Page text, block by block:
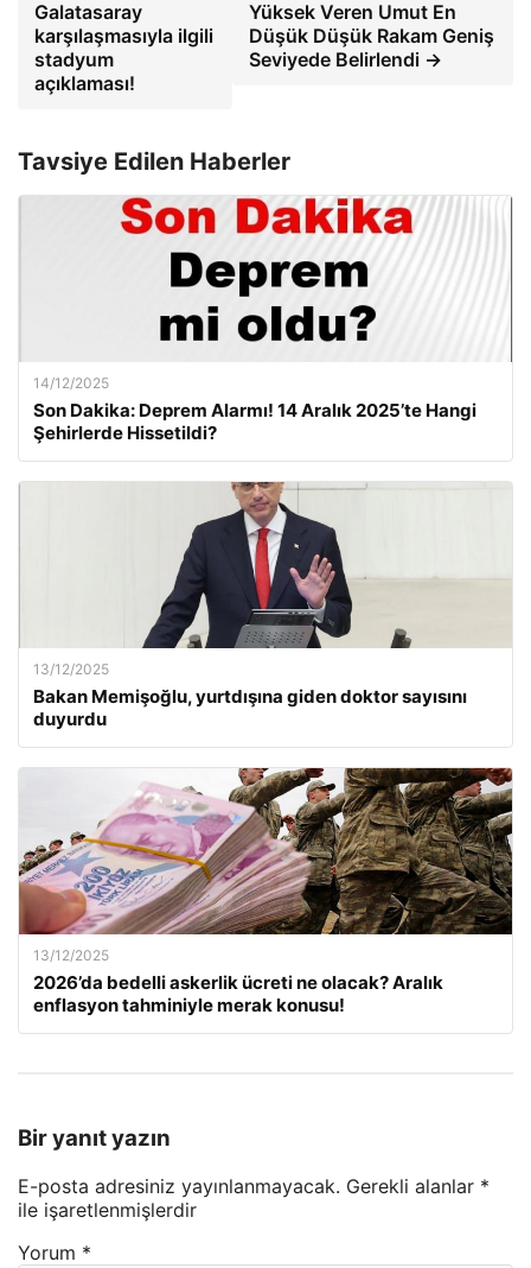
Galatasaray
karşılaşmasıyla ilgili
stadyum
açıklaması!
Yüksek Veren Umut En
Düşük Düşük Rakam Geniş
Seviyede Belirlendi →
Tavsiye Edilen Haberler
14/12/2025
Son Dakika: Deprem Alarmı! 14 Aralık 2025’te Hangi
Şehirlerde Hissetildi?
13/12/2025
Bakan Memişoğlu, yurtdışına giden doktor sayısını
duyurdu
13/12/2025
2026’da bedelli askerlik ücreti ne olacak? Aralık
enflasyon tahminiyle merak konusu!
Bir yanıt yazın
E-posta adresiniz yayınlanmayacak. Gerekli alanlar *
ile işaretlenmişlerdir
Yorum *